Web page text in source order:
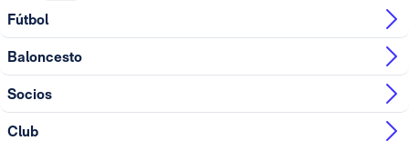
Fútbol
Baloncesto
Socios
Club